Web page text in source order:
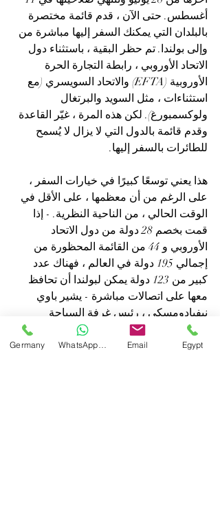
أغسطس. حتى الآن ، قدم قائمة مختصرة
بالبلدان التي يمكنك السفر إليها مباشرة من
وإلى بولندا. تم حظر البقية ، باستثناء دول
الاتحاد الأوروبي ، رابطة التجارة الحرة
الأوروبية (EFTA) والاتحاد السويسري (مع
استثناءات ، مثل السويد والبرتغال
ولوكسمبورغ). لكن هذه المرة ، غيّر القاعدة
وقدم قائمة بالدول التي لا يزال لا يُسمح
للطائرات بالسفر إليها.
هذا يعني توسعًا كبيرًا في خيارات السفر ،
على الرغم من أن معظمها ، على الأقل في
الوقت الحالي ، من الناحية النظرية. - إذا
قمت بخصم 28 دولة من دول الاتحاد
الأوروبي و 44 من القائمة المحظورة من
إجمالي 195 دولة في العالم ، فهناك عدد
كبير من 123 دولة يمكن لبولندا أن تحافظ
معها على اتصالات مباشرة - يشير باوي
نيفيادومسكي ، رئيس غرفة السياحة
البولندية.
Germany Email Egypt